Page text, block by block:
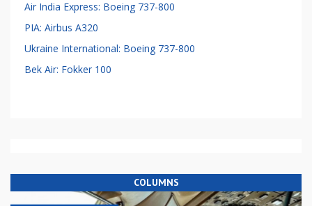
China Eastern Airlines: Boeing 737-800
Sriwijaya Air: Boeing 737-500
Air India Express: Boeing 737-800
PIA: Airbus A320